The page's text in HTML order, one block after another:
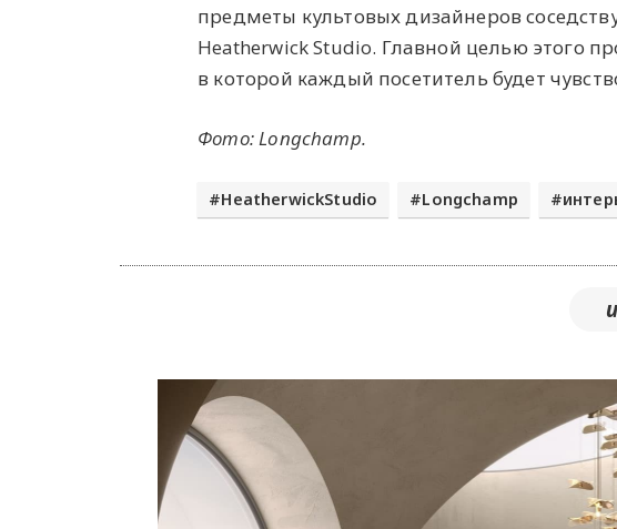
предметы культовых дизайнеров
Heatherwick Studio. Главной целью этого
в которой каждый посетитель будет
Фото: Longchamp.
HeatherwickStudio Longchamp